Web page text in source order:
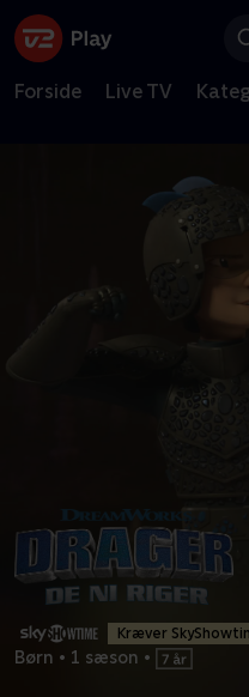
Forside Live TV
Kræver
Børn • 1 sæson •